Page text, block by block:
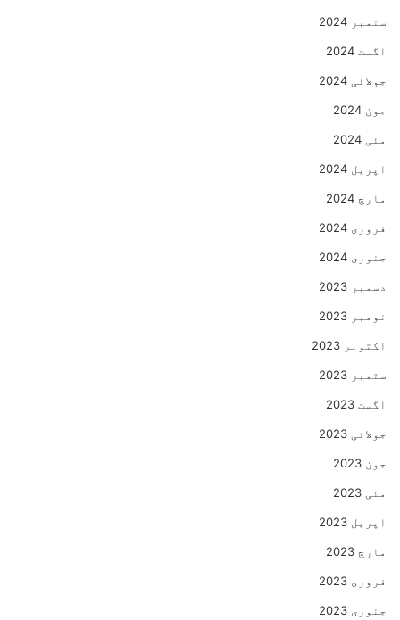
ستمبر 2024
اگست 2024
جولائی 2024
جون 2024
مئی 2024
اپریل 2024
مارچ 2024
فروری 2024
جنوری 2024
دسمبر 2023
نومبر 2023
اکتوبر 2023
ستمبر 2023
اگست 2023
جولائی 2023
جون 2023
مئی 2023
اپریل 2023
مارچ 2023
فروری 2023
جنوری 2023